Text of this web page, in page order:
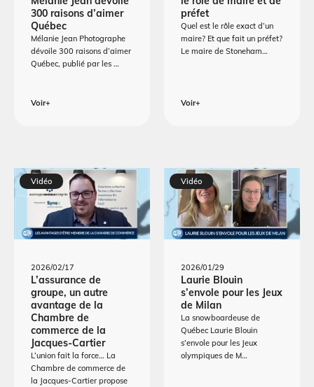
300 raisons d’aimer
Québec
Mélanie Jean Photographe
dévoile 300 raisons d’aimer
Québec, publié par les …
Voir+
préfet
Quel est le rôle exact d’un
maire? Et que fait un préfet?
Le maire de Stoneham…
Voir+
Vidéo
2026/02/17
L’assurance de
groupe, un autre
avantage de la
Chambre de
commerce de la
Jacques-Cartier
L’union fait la force… La
Chambre de commerce de
la Jacques-Cartier propose
Vidéo
2026/01/29
Laurie Blouin
s’envole pour les Jeux
de Milan
La snowboardeuse de
Québec Laurie Blouin
s’envole pour les Jeux
olympiques de M…